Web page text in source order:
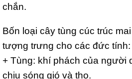
chắn.
Bốn loại cây tùng cúc trúc
tượng trưng cho các đức tính:
+ Tùng: khí phách của người
chịu sóng gió và thọ.